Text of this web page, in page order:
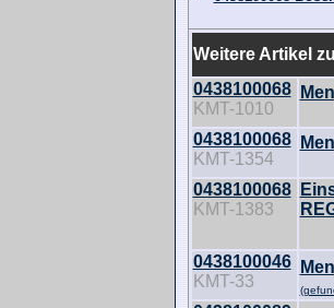
Weitere Artikel
0438100068
KMT-1010
0438100068
KMT-1354
0438100068
KMT-1383
0438100046
KMT-33